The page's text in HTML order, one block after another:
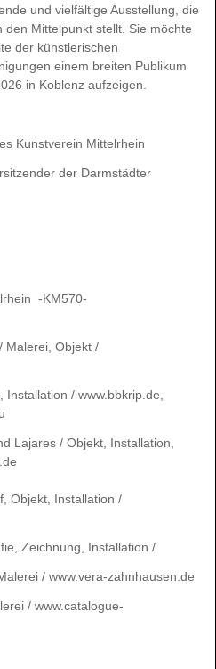
und vielfältige Ausstellung, die
Mittelpunkt stellt. Sie möchte
der künstlerischen
einem breiten Publikum
in Koblenz aufzeigen.
Kunstverein Mittelrhein
der Darmstädter
-KM570-
Malerei, Objekt /
/ www.bbkrip.de,
Lajares / Objekt, Installation,
Objekt, Installation /
Zeichnung, Installation /
/ www.vera-zahnhausen.de
/ www.catalogue-